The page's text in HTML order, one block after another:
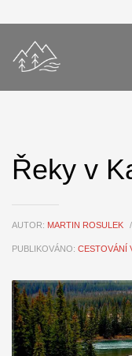
Řeky v
AUTOR: MARTIN ROSULEK /
PUBLIKOVÁNO: CESTOVÁNÍ